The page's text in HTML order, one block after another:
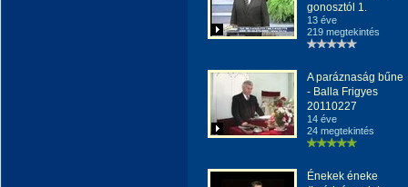
gonosztól 1.
13 éve
219 megtekintés
A paráznaság bűne
- Balla Frigyes
20110227
14 éve
24 megtekintés
Énekek éneke